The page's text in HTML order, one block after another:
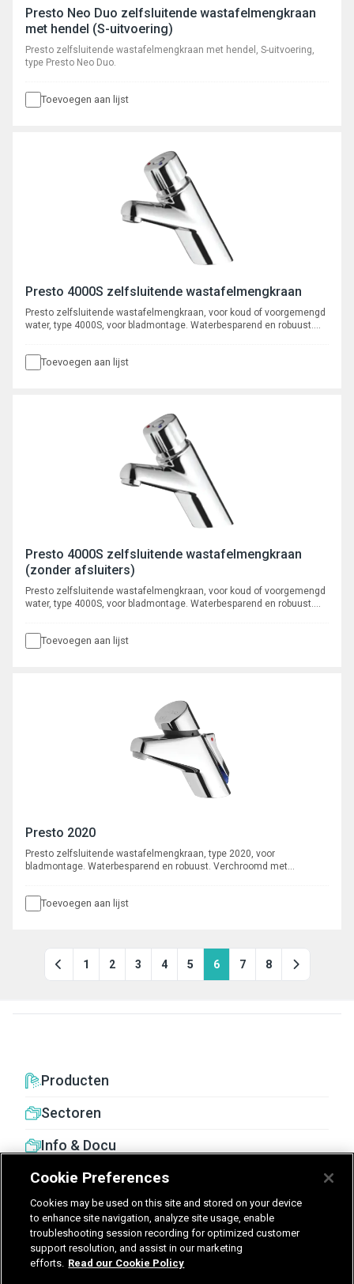
Presto Neo Duo zelfsluitende wastafelmengkraan
met hendel (S-uitvoering)
Presto zelfsluitende wastafelmengkraan met hendel, S-uitvoering,
type Presto Neo Duo.
Toevoegen aan lijst
Presto 4000S zelfsluitende wastafelmengkraan
Presto zelfsluitende wastafelmengkraan, voor koud of voorgemengd
water, type 4000S, voor bladmontage. Waterbesparend en robuust.
Toevoegen aan lijst
Presto 4000S zelfsluitende wastafelmengkraan
(zonder afsluiters)
Presto zelfsluitende wastafelmengkraan, voor koud of voorgemengd
water, type 4000S, voor bladmontage. Waterbesparend en robuust.
Toevoegen aan lijst
Presto 2020
Presto zelfsluitende wastafelmengkraan, type 2020, voor
bladmontage. Waterbesparend en robuust. Verchroomd met
Toevoegen aan lijst
1 2 3 4 5 6 7 8
Producten
Sectoren
Info & Docu
United Kingdom Germany Nederland
België - Nederlands
Cookie Preferences
Cookies may be used on this site and stored on your device
to enhance site navigation, analyze site usage, enable
troubleshooting session recording for optimized customer
support resolution, and assist in our marketing
efforts. Read our Cookie Policy